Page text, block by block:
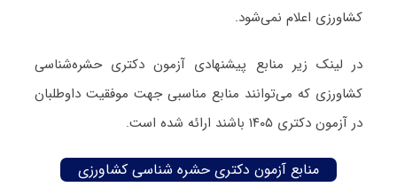
کشاورزی اعلام نمی‌شود.
در لینک زیر منابع پیشنهادی آزمون دکتری حشره‌شناسی
کشاورزی که می‌توانند منابع مناسبی جهت موفقیت داوطلبان
در آزمون دکتری ۱۴۰۵ باشند ارائه شده است.
منابع آزمون دکتری حشره‌ شناسی کشاورزی